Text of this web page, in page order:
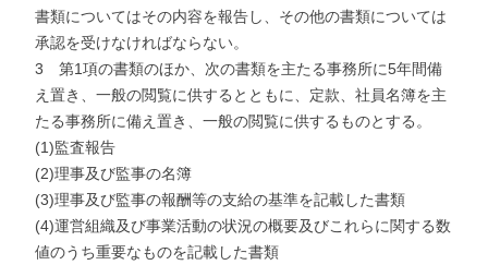
書類についてはその内容を報告し、その他の書類については
承認を受けなければならない。
3 第1項の書類のほか、次の書類を主たる事務所に5年間備
え置き、一般の閲覧に供するとともに、定款、社員名簿を主
たる事務所に備え置き、一般の閲覧に供するものとする。
(1)監査報告
(2)理事及び監事の名簿
(3)理事及び監事の報酬等の支給の基準を記載した書類
(4)運営組織及び事業活動の状況の概要及びこれらに関する数
値のうち重要なものを記載した書類